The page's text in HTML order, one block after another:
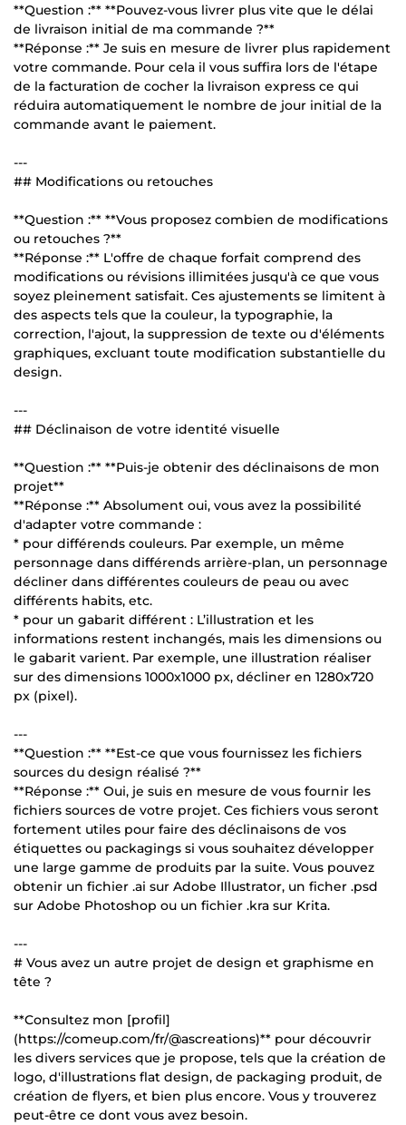
**Question :** **Pouvez-vous livrer plus vite que le délai
de livraison initial de ma commande ?**
**Réponse :** Je suis en mesure de livrer plus rapidement
votre commande. Pour cela il vous suffira lors de l'étape
de la facturation de cocher la livraison express ce qui
réduira automatiquement le nombre de jour initial de la
commande avant le paiement.
---
## Modifications ou retouches
**Question :** **Vous proposez combien de modifications
ou retouches ?**
**Réponse :** L'offre de chaque forfait comprend des
modifications ou révisions illimitées jusqu'à ce que vous
soyez pleinement satisfait. Ces ajustements se limitent à
des aspects tels que la couleur, la typographie, la
correction, l'ajout, la suppression de texte ou d'éléments
graphiques, excluant toute modification substantielle du
design.
---
## Déclinaison de votre identité visuelle
**Question :** **Puis-je obtenir des déclinaisons de mon
projet**
**Réponse :** Absolument oui, vous avez la possibilité
d'adapter votre commande :
* pour différends couleurs. Par exemple, un même
personnage dans différends arrière-plan, un personnage
décliner dans différentes couleurs de peau ou avec
différents habits, etc.
* pour un gabarit différent : L’illustration et les
informations restent inchangés, mais les dimensions ou
le gabarit varient. Par exemple, une illustration réaliser
sur des dimensions 1000x1000 px, décliner en 1280x720
px (pixel).
---
**Question :** **Est-ce que vous fournissez les fichiers
sources du design réalisé ?**
**Réponse :** Oui, je suis en mesure de vous fournir les
fichiers sources de votre projet. Ces fichiers vous seront
fortement utiles pour faire des déclinaisons de vos
étiquettes ou packagings si vous souhaitez développer
une large gamme de produits par la suite. Vous pouvez
obtenir un fichier .ai sur Adobe Illustrator, un ficher .psd
sur Adobe Photoshop ou un fichier .kra sur Krita.
---
# Vous avez un autre projet de design et graphisme en
tête ?
**Consultez mon [profil]
(https://comeup.com/fr/@ascreations)** pour découvrir
les divers services que je propose, tels que la création de
logo, d'illustrations flat design, de packaging produit, de
création de flyers, et bien plus encore. Vous y trouverez
peut-être ce dont vous avez besoin.